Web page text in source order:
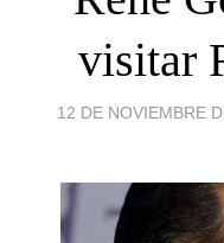
visitar
12 DE NOVIEMBRE